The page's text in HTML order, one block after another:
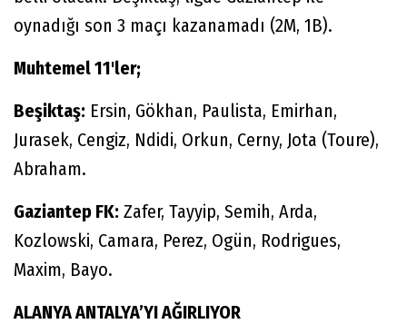
oynadığı son 3 maçı kazanamadı (2M, 1B).
Muhtemel 11'ler;
Beşiktaş: Ersin, Gökhan, Paulista, Emirhan,
Jurasek, Cengiz, Ndidi, Orkun, Cerny, Jota (Toure),
Abraham.
Gaziantep FK: Zafer, Tayyip, Semih, Arda,
Kozlowski, Camara, Perez, Ogün, Rodrigues,
Maxim, Bayo.
ALANYA ANTALYA’YI AĞIRLIYOR